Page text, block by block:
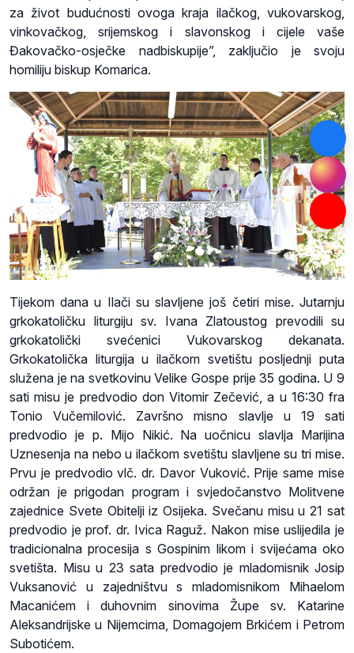
za život budućnosti ovoga kraja ilačkog, vukovarskog,
vinkovačkog, srijemskog i slavonskog i cijele vaše
Đakovačko-osječke nadbiskupije”, zaključio je svoju
homiliju biskup Komarica.
Tijekom dana u Ilači su slavljene još četiri mise. Jutarnju
grkokatoličku liturgiju sv. Ivana Zlatoustog prevodili su
grkokatolički svećenici Vukovarskog dekanata.
Grkokatolička liturgija u ilačkom svetištu posljednji puta
služena je na svetkovinu Velike Gospe prije 35 godina. U 9
sati misu je predvodio don Vitomir Zečević, a u 16:30 fra
Tonio Vučemilović. Završno misno slavlje u 19 sati
predvodio je p. Mijo Nikić. Na uočnicu slavlja Marijina
Uznesenja na nebo u ilačkom svetištu slavljene su tri mise.
Prvu je predvodio vlč. dr. Davor Vuković. Prije same mise
održan je prigodan program i svjedočanstvo Molitvene
zajednice Svete Obitelji iz Osijeka. Svečanu misu u 21 sat
predvodio je prof. dr. Ivica Raguž. Nakon mise uslijedila je
tradicionalna procesija s Gospinim likom i svijećama oko
svetišta. Misu u 23 sata predvodio je mladomisnik Josip
Vuksanović u zajedništvu s mladomisnikom Mihaelom
Macanićem i duhovnim sinovima Župe sv. Katarine
Aleksandrijske u Nijemcima, Domagojem Brkićem i Petrom
Subotićem.